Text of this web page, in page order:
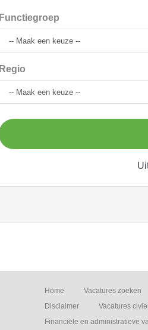
Functiegroep
Regio
Home Vacatures zoeken
Disclaimer
Vacatures
Financiële en administratieve